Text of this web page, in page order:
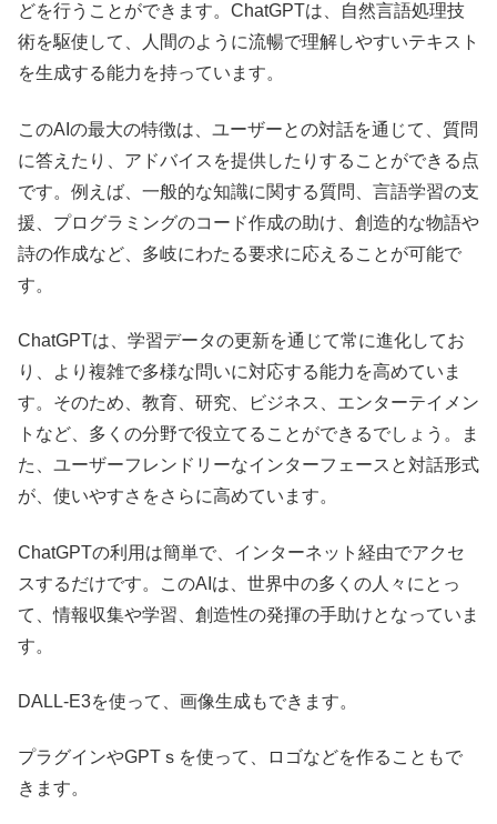
どを行うことができます。ChatGPTは、自然言語処理技
術を駆使して、人間のように流暢で理解しやすいテキスト
を生成する能力を持っています。
このAIの最大の特徴は、ユーザーとの対話を通じて、質問
に答えたり、アドバイスを提供したりすることができる点
です。例えば、一般的な知識に関する質問、言語学習の支
援、プログラミングのコード作成の助け、創造的な物語や
詩の作成など、多岐にわたる要求に応えることが可能で
す。
ChatGPTは、学習データの更新を通じて常に進化してお
り、より複雑で多様な問いに対応する能力を高めていま
す。そのため、教育、研究、ビジネス、エンターテイメン
トなど、多くの分野で役立てることができるでしょう。ま
た、ユーザーフレンドリーなインターフェースと対話形式
が、使いやすさをさらに高めています。
ChatGPTの利用は簡単で、インターネット経由でアクセ
スするだけです。このAIは、世界中の多くの人々にとっ
て、情報収集や学習、創造性の発揮の手助けとなっていま
す。
DALL-E3を使って、画像生成もできます。
プラグインやGPTｓを使って、ロゴなどを作ることもで
きます。